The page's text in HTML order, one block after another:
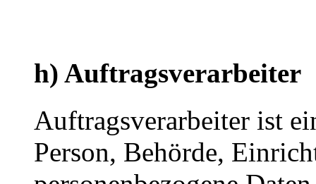
h) Auftragsverarbeiter
Auftragsverarbeiter ist
Person, Behörde,